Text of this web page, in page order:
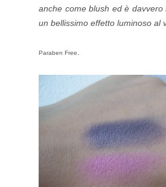
anche come blush ed è davvero
un bellissimo effetto luminoso al
Paraben Free.